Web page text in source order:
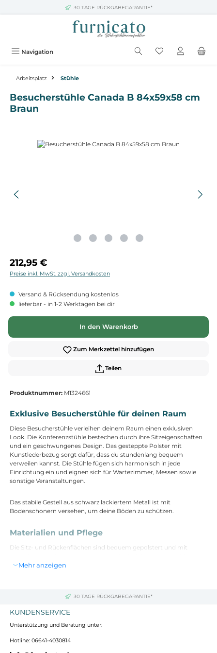
Zum Hauptinhalt springen30 TAGE RÜCKGABEGARANTIE*
Navigation
Arbeitsplatz Stühle
Besucherstühle Canada B 84x59x58 cm
Braun
Bildergalerie überspringen
Regulärer Preis:
212,95 €
Preise inkl. MwSt. zzgl. Versandkosten
Versand & Rücksendung kostenlos
lieferbar - in 1-2 Werktagen bei dir
In den Warenkorb
Zum Merkzettel hinzufügen
Teilen
Produktnummer: M1324661
Exklusive Besucherstühle für deinen Raum
Diese Besucherstühle verleihen deinem Raum einen exklusiven
Look. Die Konferenzstühle bestechen durch ihre Sitzeigenschaften
und ein geschwungenes Design. Das gesteppte Polster mit
Kunstlederbezug sorgt dafür, dass du stundenlang bequem
verweilen kannst. Die Stühle fügen sich harmonisch in jede
Einrichtung ein und eignen sich für Wartezimmer, Messen sowie
sonstige Veranstaltungen.
Das stabile Gestell aus schwarz lackiertem Metall ist mit
Bodenschonern versehen, um deine Böden zu schützen.
Materialien und Pflege
Die Sitz- und Rückenflächen sind bequem gepolstert und mit
sich, leichte Verschmutzungen mit einem feuchten Baumwolltuch
Gesamtbreite: 59 cm
Mehr anzeigen
30 TAGE RÜCKGABEGARANTIE*
KUNDENSERVICE
Unterstützung und Beratung unter:
Hotline: 06641-4030814